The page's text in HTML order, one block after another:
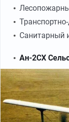
Санитарный
Ан-2СХ